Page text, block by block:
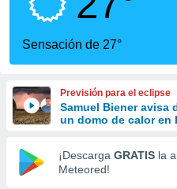
que se
calidad.
a este
las
y
forma
digital
basada
Sensación de 27°
Previsión para el eclipse
Samuel Biener avisa
un domo de calor en
¡Descarga GRATIS la
Meteored!